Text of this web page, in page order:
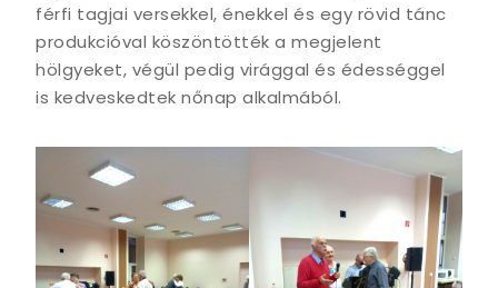
férfi tagjai versekkel, énekkel és egy rövid tánc
produkcióval köszöntötték a megjelent
hölgyeket, végül pedig virággal és édességgel
is kedveskedtek nőnap alkalmából.